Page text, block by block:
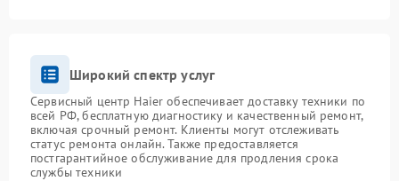
Широкий спектр услуг
Сервисный центр Haier обеспечивает доставку техники по
всей РФ, бесплатную диагностику и качественный ремонт,
включая срочный ремонт. Клиенты могут отслеживать
статус ремонта онлайн. Также предоставляется
постгарантийное обслуживание для продления срока
службы техники